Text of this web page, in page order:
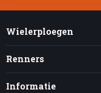
Wielerploegen
Renners
Informatie